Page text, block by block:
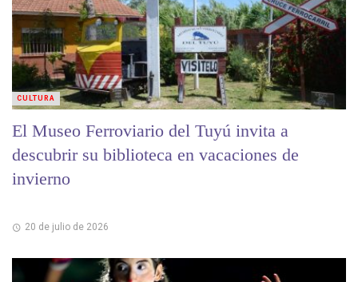
El Museo Ferroviario del Tuyú invita a
descubrir su biblioteca en vacaciones de
invierno
20 de julio de 2026
CULTURA